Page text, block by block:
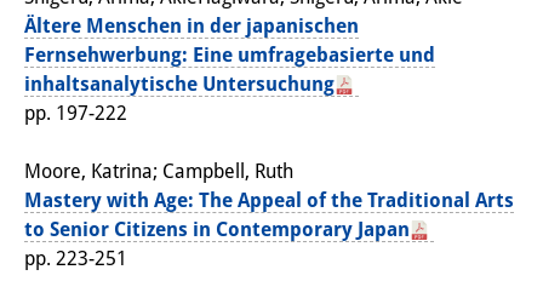
アクセス
道案内
Ältere Menschen in der japanischen
Fernsehwerbung: Eine umfragebasierte und
inhaltsanalytische Untersuchung
pp. 197-222
Moore, Katrina; Campbell, Ruth
Mastery with Age: The Appeal of the Traditional Arts
to Senior Citizens in Contemporary Japan
pp. 223-251